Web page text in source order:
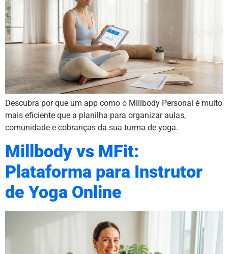
Descubra por que um app como o Millbody Personal é muito
mais eficiente que a planilha para organizar aulas,
comunidade e cobranças da sua turma de yoga.
Millbody vs MFit:
Plataforma para Instrutor
de Yoga Online